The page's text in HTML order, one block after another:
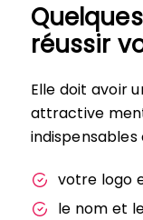
réussir
Elle doit avoir
attractive
votre logo
le nom et